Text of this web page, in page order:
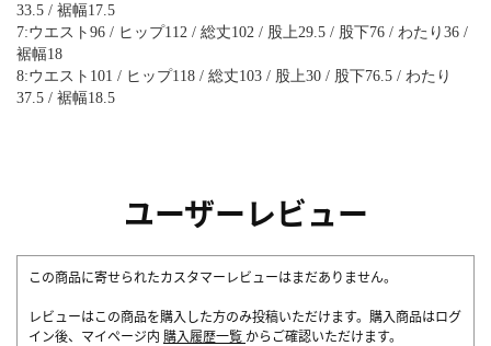
33.5 / 裾幅17.5
7:ウエスト96 / ヒップ112 / 総丈102 / 股上29.5 / 股下76 / わたり36 /
裾幅18
8:ウエスト101 / ヒップ118 / 総丈103 / 股上30 / 股下76.5 / わたり
37.5 / 裾幅18.5
ユーザーレビュー
この商品に寄せられたカスタマーレビューはまだありません。
レビューはこの商品を購入した方のみ投稿いただけます。購入商品はログ
イン後、マイページ内 購入履歴一覧 からご確認いただけます。